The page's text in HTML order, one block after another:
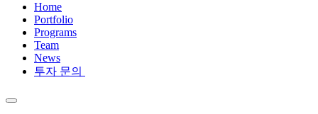
Home
Portfolio
Programs
Team
News
투자 문의